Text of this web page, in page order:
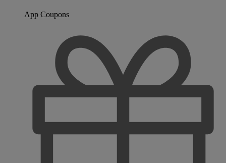
App Coupons